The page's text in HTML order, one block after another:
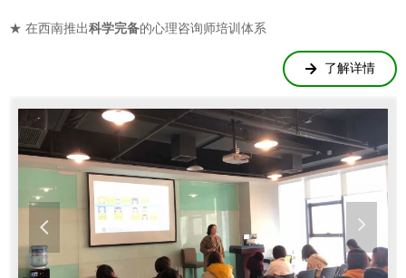
녒 了解详情
★ 在西南推出科学完备的心理咨询师培训体系
넳 넲